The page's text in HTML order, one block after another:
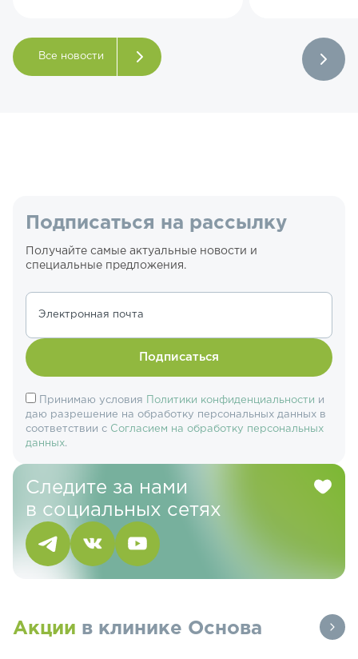
Все новости
Подписаться на рассылку
Получайте самые актуальные новости и
специальные предложения.
Электронная почта
Подписаться
Принимаю условия Политики конфиденциальности и
даю разрешение на обработку персональных данных в
соответствии с Согласием на обработку персональных
данных.
Следите за нами
в социальных сетях
Акции в клинике Основа